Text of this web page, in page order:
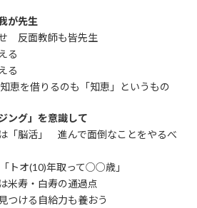
が先生
反面教師も皆先生
る
る
恵を借りるのも「知恵」というもの
ング」を意識して
「脳活」 進んで面倒なことをやるべ
トオ(10)年取って○○歳」
寿・白寿の通過点
つける自給力も養おう